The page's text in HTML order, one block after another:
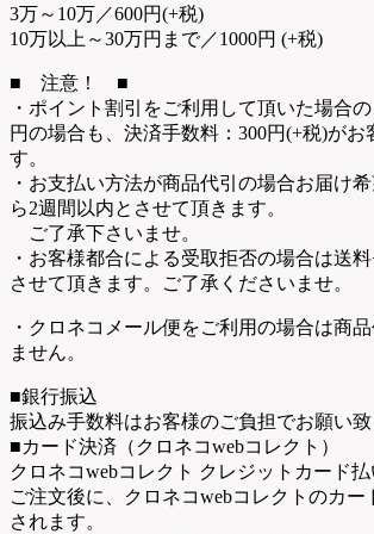
3万～10万／600円(+税)
10万以上～30万円まで／1000円 (+税)
■ 注意！ ■
・ポイント割引をご利用して頂いた場合
円の場合も、決済手数料：300円(+税)がお
す。
・お支払い方法が商品代引の場合お届け
ら2週間以内とさせて頂きます。
ご了承下さいませ。
・お客様都合による受取拒否の場合は送
させて頂きます。ご了承くださいませ。
・クロネコメール便をご利用の場合は商
ません。
■銀行振込
振込み手数料はお客様のご負担でお願い致
■カード決済（クロネコwebコレクト）
クロネコwebコレクト クレジットカード払
ご注文後に、クロネコwebコレクトのカー
されます。